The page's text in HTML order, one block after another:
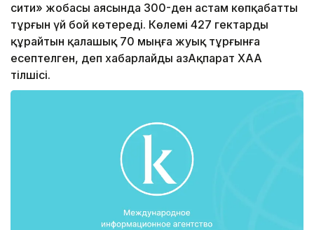
сити» жобасы аясында 300-ден астам көпқабатты
тұрғын үй бой көтереді. Көлемі 427 гектарды
құрайтын қалашық 70 мыңға жуық тұрғынға
есептелген, деп хабарлайды ҚазАқпарат ХАА
тілшісі.